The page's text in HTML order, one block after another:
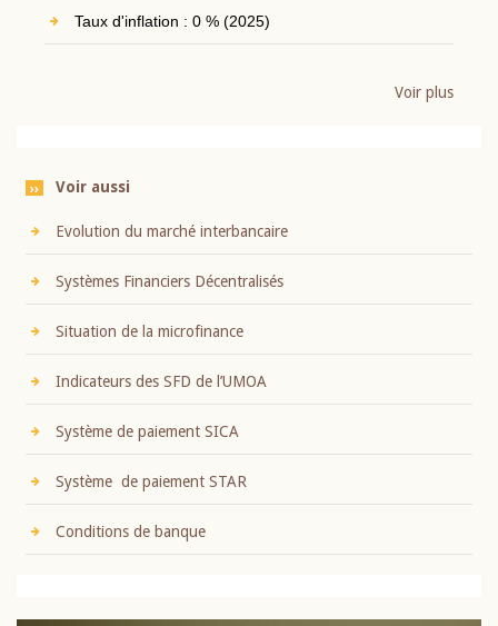
Taux d'inflation : 0 % (2025)
Voir plus
Voir aussi
Evolution du marché interbancaire
Systèmes Financiers Décentralisés
Situation de la microfinance
Indicateurs des SFD de l’UMOA
Système de paiement SICA
Système de paiement STAR
Conditions de banque